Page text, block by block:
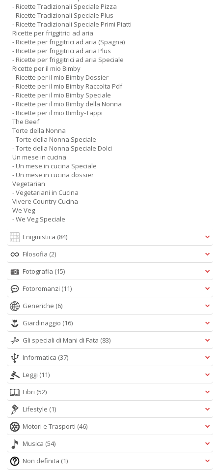
- Ricette Tradizionali Speciale Pizza
- Ricette Tradizionali Speciale Plus
- Ricette Tradizionali Speciale Primi Piatti
Ricette per friggitrici ad aria
- Ricette per friggitrici ad aria (Spagna)
- Ricette per friggitrici ad aria Plus
- Ricette per friggitrici ad aria Speciale
Ricette per il mio Bimby
- Ricette per il mio Bimby Dossier
- Ricette per il mio Bimby Raccolta Pdf
- Ricette per il mio Bimby Speciale
- Ricette per il mio Bimby della Nonna
- Ricette per il mio Bimby-Tappi
The Beef
Torte della Nonna
- Torte della Nonna Speciale
- Torte della Nonna Speciale Dolci
Un mese in cucina
- Un mese in cucina Speciale
- Un mese in cucina dossier
Vegetarian
- Vegetariani in Cucina
Vivere Country Cucina
We Veg
- We Veg Speciale
Enigmistica (84)
Filosofia (2)
Fotografia (15)
Fotoromanzi (11)
Generiche (6)
Giardinaggio (16)
Gli speciali di Mani di Fata (83)
Informatica (37)
Leggi (11)
Libri (52)
Lifestyle (1)
Motori e Trasporti (46)
Musica (54)
Non definita (1)